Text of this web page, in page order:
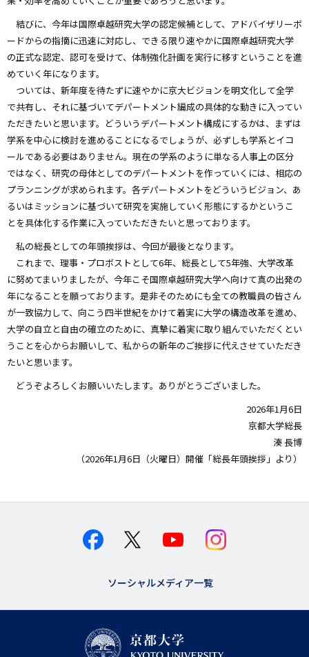
結びに、今年は国際卓越研究大学の認定候補として、アドバイザリーボ
ードからの指摘に迅速に対応し、できる限り速やかに国際卓越研究大学
の正式な認定、認可を受けて、体制強化計画を実行に移すということを進
めていく年になります。
ついては、新年度を待たずに速やかに京大ビジョンを明文化して全学
で共有し、それに基づいてデパートメント編成の具体的な動きに入ってい
ただきたいと思います。どういうデパートメント構成にするかは、まずは
学系を中心に検討を進めることになるでしょうが、必ずしも学系とイコ
ールである必要はありません。現在の学系のように単なる人事上の区分
ではなく、研究の母体としてのデパートメントを作っていくには、相応の
プランニングが求められます。各デパートメントをどういうビジョン、あ
るいはミッションに基づいて研究を実施していく形態にするかというこ
とを具体化する作業に入っていただきたいと思っております。
私の総長としての年頭挨拶は、今回が最後となります。
これまで、理事・プロボストとして6年、総長として5年強、大学改革
に努めてまいりましたが、今年こそ国際卓越研究大学へ向けて真の出発の
年になることを願っております。是非そのためにも全ての教職員の皆さん
が一致協力して、向こう四半世紀をかけて着実に大学の構造改革を進め、
大学の自立と自由の確立のために、真摯に着実に取り組んでいただくとい
うことを心からお願いして、私からの新年のご挨拶に代えさせていただき
たいと思います。
どうぞよろしくお願いいたします。ありがとうございました。
2026年1月6日
京都大学総長
湊 長博
（2026年1月6日（火曜日）開催「総長年頭挨拶」より）
ソーシャルメディア一覧